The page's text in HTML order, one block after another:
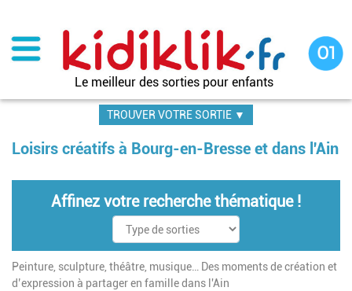
contenu
principal
Le meilleur des sorties pour enfants
TROUVER VOTRE SORTIE ▼
Loisirs créatifs à Bourg-en-Bresse et dans l'Ain
Affinez votre recherche thématique !
Peinture, sculpture, théâtre, musique… Des moments de création et
d’expression à partager en famille dans l'Ain